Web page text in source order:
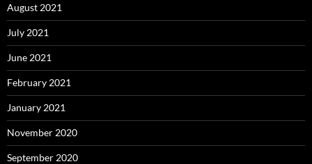
August 2021
July 2021
June 2021
February 2021
January 2021
November 2020
September 2020